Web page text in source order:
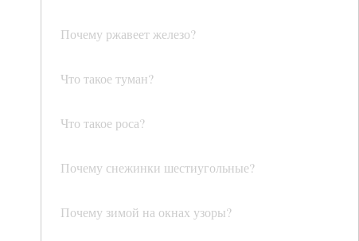
Почему ржавеет железо?
Что такое туман?
Что такое роса?
Почему снежинки шестиугольные?
Почему зимой на окнах узоры?